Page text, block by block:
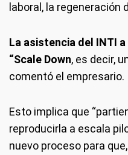
laboral, la regeneración
La asistencia del INTI
“Scale Down, es decir,
comentó el empresario.
Esto implica que
reproducirla a escala
nuevo proceso para